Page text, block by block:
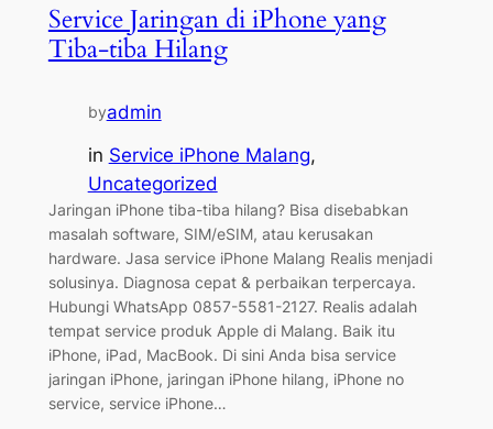
Service Jaringan di iPhone yang
Tiba-tiba Hilang
byadmin
in Service iPhone Malang
Uncategorized
Jaringan iPhone tiba-tiba hilang? Bisa disebabkan
masalah software, SIM/eSIM, atau kerusakan
hardware. Jasa service iPhone Malang Realis menjadi
solusinya. Diagnosa cepat & perbaikan terpercaya.
Hubungi WhatsApp 0857-5581-2127. Realis adalah
tempat service produk Apple di Malang. Baik itu
iPhone, iPad, MacBook. Di sini Anda bisa service
jaringan iPhone, jaringan iPhone hilang, iPhone no
service, service iPhone…